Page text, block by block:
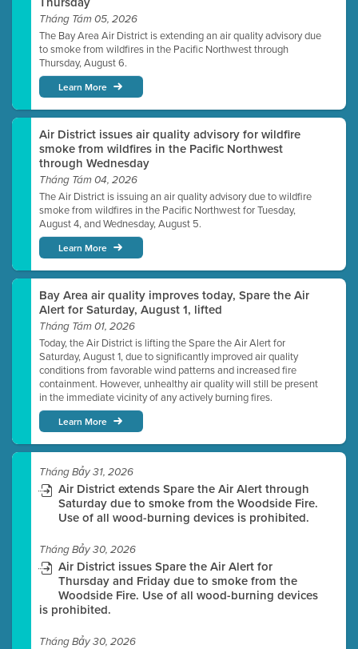
Tháng Tám 05, 2026
The Bay Area Air District is extending an air quality advisory due
to smoke from wildfires in the Pacific Northwest through
Thursday, August 6.
Learn More
Air District issues air quality advisory for wildfire
smoke from wildfires in the Pacific Northwest
through Wednesday
Tháng Tám 04, 2026
The Air District is issuing an air quality advisory due to wildfire
smoke from wildfires in the Pacific Northwest for Tuesday,
August 4, and Wednesday, August 5.
Learn More
Bay Area air quality improves today, Spare the Air
Alert for Saturday, August 1, lifted
Tháng Tám 01, 2026
Today, the Air District is lifting the Spare the Air Alert for
Saturday, August 1, due to significantly improved air quality
conditions from favorable wind patterns and increased fire
containment. However, unhealthy air quality will still be present
in the immediate vicinity of any actively burning fires.
Learn More
Tháng Bảy 31, 2026
Air District extends Spare the Air Alert through
Saturday due to smoke from the Woodside Fire.
Use of all wood-burning devices is prohibited.
Tháng Bảy 30, 2026
Air District issues Spare the Air Alert for
Thursday and Friday due to smoke from the
Woodside Fire. Use of all wood-burning devices
is prohibited.
Tháng Bảy 30, 2026